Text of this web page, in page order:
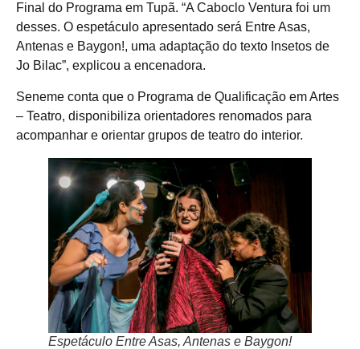
Final do Programa em Tupã. “A Caboclo Ventura foi um
desses. O espetáculo apresentado será Entre Asas,
Antenas e Baygon!, uma adaptação do texto Insetos de
Jo Bilac”, explicou a encenadora.
Seneme conta que o Programa de Qualificação em Artes
– Teatro, disponibiliza orientadores renomados para
acompanhar e orientar grupos de teatro do interior.
Espetáculo Entre Asas, Antenas e Baygon!